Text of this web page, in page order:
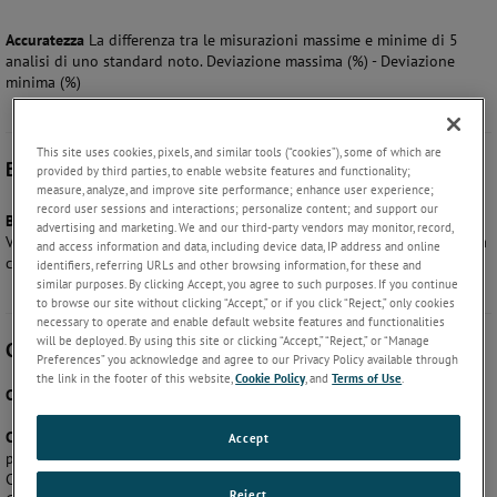
Accuratezza La differenza tra le misurazioni massime e minime di 5
analisi di uno standard noto. Deviazione massima (%) - Deviazione
minima (%)
B
BTEX:Benzene, toluene, etilbenzene e xilene. Idrocarburi aromatici.
VOC cancerogeni comuni, che si trovano spesso nei gas di scarico della
combustione.
C
Cromatogramma:
Colonna:
La porzione di un gascromatografo, che consente ai vari gas
presenti in un campione di separarsi nelle loro parti costituenti.
Consultare la nostra sezione Domande frequenti: Come funziona una
This site uses cookies, pixels, and similar tools (“cookies”), some of which are
provided by third parties, to enable website features and functionality;
measure, analyze, and improve site performance; enhance user experience;
record user sessions and interactions; personalize content; and support our
advertising and marketing. We and our third-party vendors may monitor, record,
and access information and data, including device data, IP address and online
identifiers, referring URLs and other browsing information, for these and
similar purposes. By clicking Accept, you agree to such purposes. If you continue
to browse our site without clicking “Accept,” or if you click “Reject,” only cookies
necessary to operate and enable default website features and functionalities
will be deployed. By using this site or clicking “Accept,” “Reject,” or “Manage
Preferences” you acknowledge and agree to our Privacy Policy available through
the link in the footer of this website,Cookie Policy, andTerms of Use
Accept